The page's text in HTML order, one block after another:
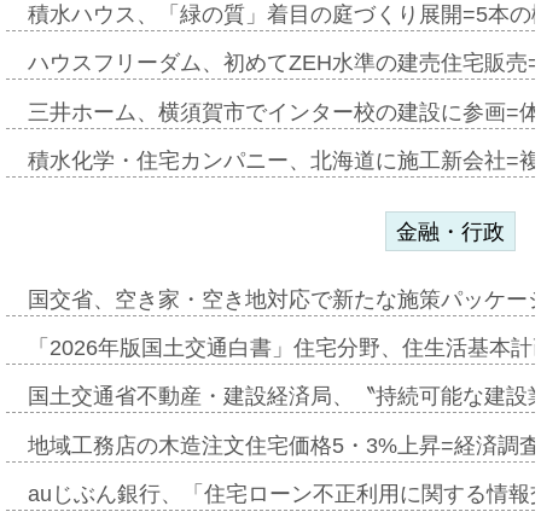
積水ハウス、「緑の質」着目の庭づくり展開=5本
ハウスフリーダム、初めてZEH水準の建売住宅販
三井ホーム、横須賀市でインター校の建設に参画=
積水化学・住宅カンパニー、北海道に施工新会社=
金融・行政
国交省、空き家・空き地対応で新たな施策パッケ
「2026年版国土交通白書」住宅分野、住生活基本
国土交通省不動産・建設経済局、〝持続可能な建
地域工務店の木造注文住宅価格5・3%上昇=経済調
auじぶん銀行、「住宅ローン不正利用に関する情